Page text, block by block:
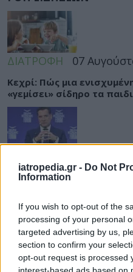
iatropedia.gr - Do Not
Information
If you wish to opt-out of the
processing of your personal
targeted advertising by us,
section to confirm your
opt-out request is processed
ΔΙΑΤΡΟΦΗ 07
Κεχρί: Πώς μια
«γεμίσει» σίδηρο τα
Άδωνις Γεωργιάδης από
Κέντρο
ΥΓΕΙΑ 07 Αυγούστου